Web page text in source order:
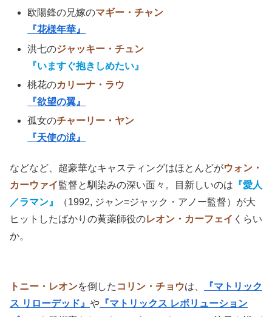
欧陽鋒の兄嫁のマギー・チャン
『花様年華』
洪七のジャッキー・チュン
『いますぐ抱きしめたい』
桃花のカリーナ・ラウ
『欲望の翼』
孤女のチャーリー・ヤン
『天使の涙』
などなど、超豪華なキャスティングはほとんどがウォン・
カーウァイ監督と馴染みの深い面々。目新しいのは 『愛人
／ラマン』
（1992, ジャン=ジャック・アノー監督）が大
ヒットしたばかりの黄薬師役のレオン・カーフェイ くらい
か。
トニー・レオンを倒した コリン・チョウは、
『マトリック
ス リローデッド』 や 『マトリックス レボリューション